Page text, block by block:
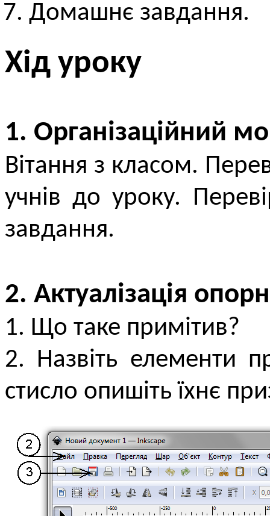
Домашнє завдання.
Хід уроку
1. Організаційний
Вітання з класом.
учнів до уроку.
завдання.
2. Актуалізація
1. Що таке примітив?
2. Назвіть елементи
стисло опишіть їхнє